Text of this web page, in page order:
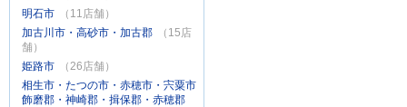
明石市
（11店舗）
加古川市・高砂市・加古郡
（15店
舗）
姫路市
（26店舗）
相生市・たつの市・赤穂市・宍粟市
飾磨郡・神崎郡・揖保郡・赤穂郡